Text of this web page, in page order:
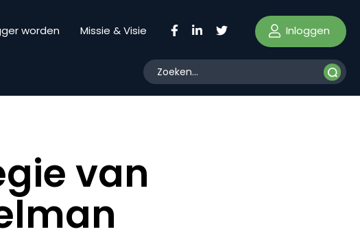
worden Missie & Visie Inloggen
van